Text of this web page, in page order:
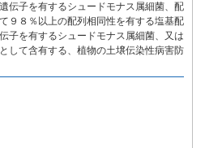
子を有するシュードモナス属細菌、配
９８％以上の配列相同性を有する塩基配
を有するシュードモナス属細菌、又は
して含有する、植物の土壌伝染性病害防